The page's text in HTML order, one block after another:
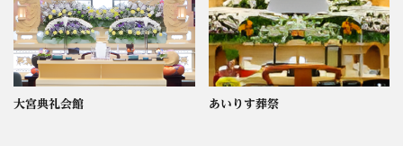
大宮典礼会館 あいりす葬祭